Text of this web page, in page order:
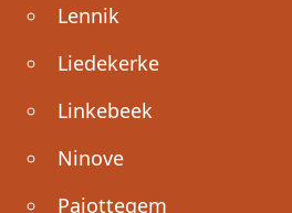
Lennik
Liedekerke
Linkebeek
Ninove
Pajottegem